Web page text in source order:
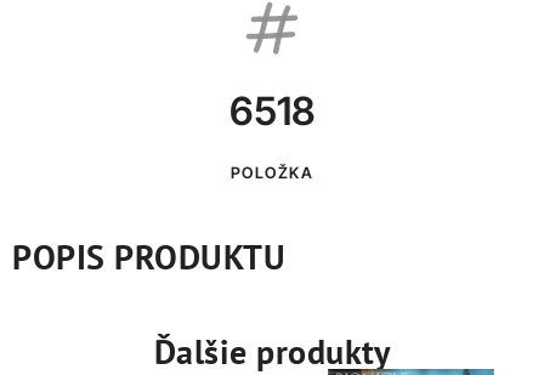
6518
POLOŽKA
POPIS PRODUKTU
Ďalšie produkty